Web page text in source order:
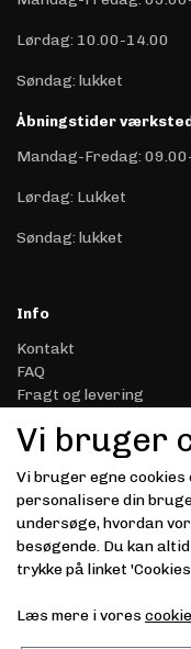
Lørdag: 10.00-14.00
Søndag: lukket
Åbningstider
Mandag-Fredag:
Lørdag: Lukket
Søndag: lukket
Info
Kontakt
FAQ
Fragt og levering
Handelsbetingelser
Datasikkerhed &
Gavekort
Om Driver.dk
Kunde login
Modtag vores
Vi bruger
Vi bruger egne
personalisere din
undersøge, hvordan
besøgende. Du kan
trykke på linket
Læs mere i vores